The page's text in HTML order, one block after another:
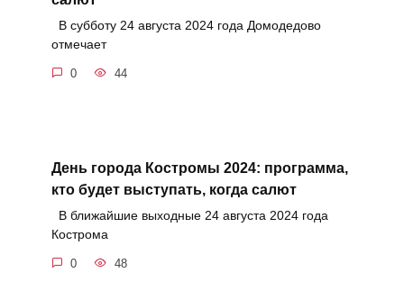
В субботу 24 августа 2024 года Домодедово
отмечает
0 44
День города Костромы 2024: программа,
кто будет выступать, когда салют
В ближайшие выходные 24 августа 2024 года
Кострома
0 48